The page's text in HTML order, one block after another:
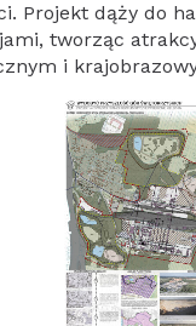
Projekt dąży do
tworząc
i